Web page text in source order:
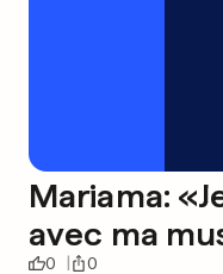
Mariama:
avec ma
0 0